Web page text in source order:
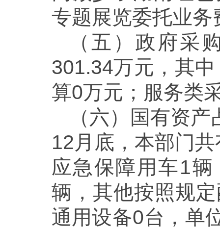
专题展览委托业务
（五）政府采
301.34万元，其
算0万元；服务类
（六）国有资
12月底，本部门
应急保障用车1
辆，其他按照规
通用设备0台，单